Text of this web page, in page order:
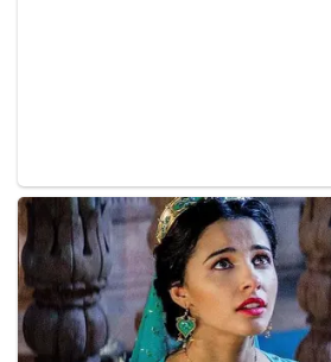
Demi menghormati prinsip
tidak diterima menyertai Barisan
berstatus ’mesra BN’, namun Wong
bertanding di Bawang Assan
bertanding sebagai ‘calon
mewakili mana-mana parti.